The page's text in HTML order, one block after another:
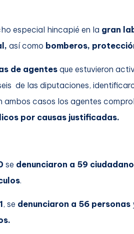
especial hincapié en la gran
así como bomberos,
de agentesque estuvieron
de las diputaciones,
ambos casos los agentes
por causas justificadas.
se denunciaron a 59
.
, se denunciaron a 56 personas